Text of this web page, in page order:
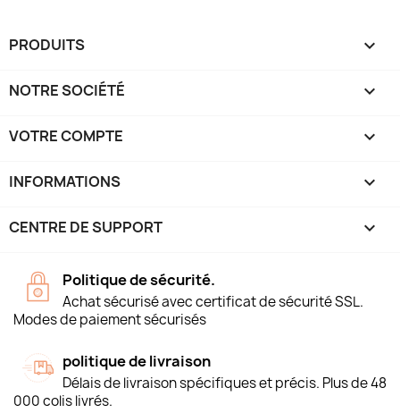
PRODUITS 
NOTRE SOCIÉTÉ 
VOTRE COMPTE 
INFORMATIONS keyboard_arrow_down
CENTRE DE SUPPORT 
Politique de sécurité.
Achat sécurisé avec certificat de sécurité SSL.
Modes de paiement sécurisés
politique de livraison
Délais de livraison spécifiques et précis. Plus de 48
000 colis livrés.